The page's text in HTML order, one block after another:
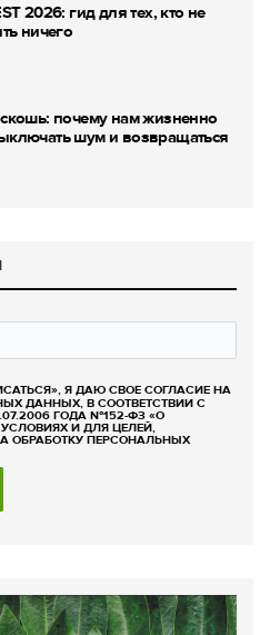
2026: гид для тех, кто не
ничего
почему нам жизненно
шум и возвращаться
Я ДАЮ СВОЕ СОГЛАСИЕ НА
ДАННЫХ, В СООТВЕТСТВИИ С
ГОДА №152-ФЗ «О
И ДЛЯ ЦЕЛЕЙ,
ОБРАБОТКУ ПЕРСОНАЛЬНЫХ